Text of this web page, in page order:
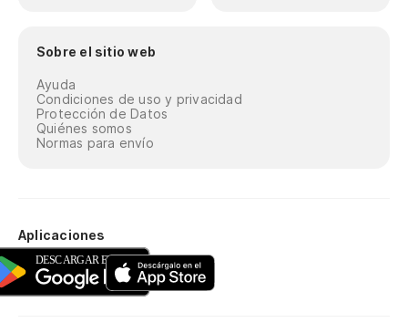
Sobre el sitio web
Ayuda
Condiciones de uso y privacidad
Protección de Datos
Quiénes somos
Normas para envío
Aplicaciones